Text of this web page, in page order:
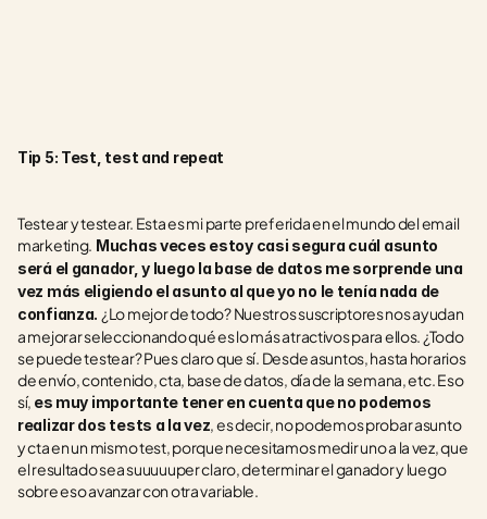
Tip 5: Test, test and repeat
Testear y testear. Esta es mi parte preferida en el mundo del email
marketing. Muchas veces estoy casi segura cuál asunto
será el ganador, y luego la base de datos me sorprende una
vez más eligiendo el asunto al que yo no le tenía nada de
confianza. ¿Lo mejor de todo? Nuestros suscriptores nos ayudan
a mejorar seleccionando qué es lo más atractivos para ellos. ¿Todo
se puede testear? Pues claro que sí. Desde asuntos, hasta horarios
de envío, contenido, cta, base de datos, día de la semana, etc. Eso
sí, es muy importante tener en cuenta que no podemos
realizar dos tests a la vez, es decir, no podemos probar asunto
y cta en un mismo test, porque necesitamos medir uno a la vez, que
el resultado sea suuuuuper claro, determinar el ganador y luego
sobre eso avanzar con otra variable.